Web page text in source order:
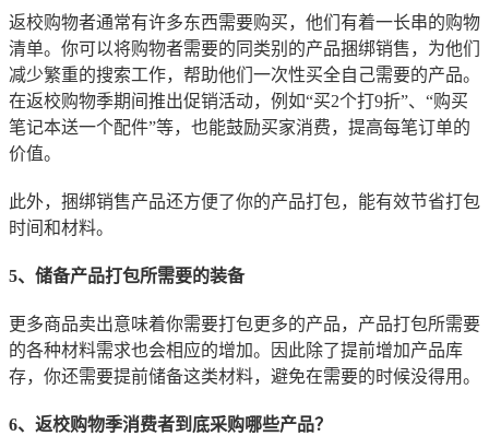
返校购物者通常有许多东西需要购买，他们有着一长串的购物
清单。你可以将购物者需要的同类别的产品捆绑销售，为他们
减少繁重的搜索工作，帮助他们一次性买全自己需要的产品。
在返校购物季期间推出促销活动，例如“买2个打9折”、“购买
笔记本送一个配件”等，也能鼓励买家消费，提高每笔订单的
价值。
此外，捆绑销售产品还方便了你的产品打包，能有效节省打包
时间和材料。
5、储备产品打包所需要的装备
更多商品卖出意味着你需要打包更多的产品，产品打包所需要
的各种材料需求也会相应的增加。因此除了提前增加产品库
存，你还需要提前储备这类材料，避免在需要的时候没得用。
6、返校购物季消费者到底采购哪些产品？